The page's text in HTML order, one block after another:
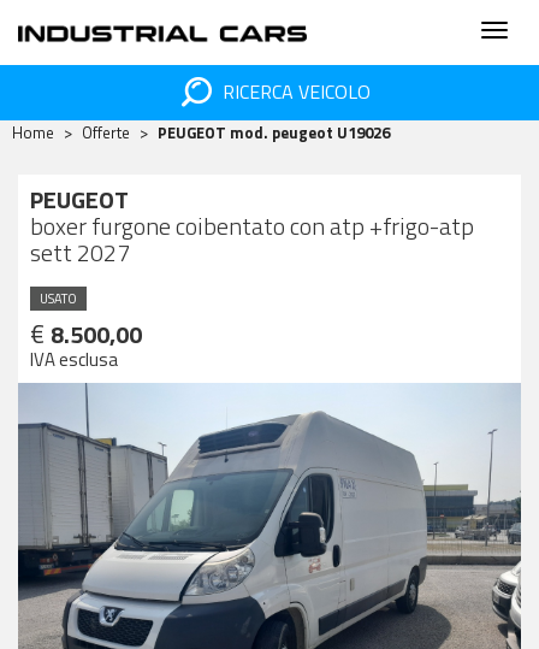
RICERCA VEICOLO
Home Offerte PEUGEOT mod. peugeot U19026
PEUGEOT
boxer furgone coibentato con atp +frigo-atp
sett 2027
USATO
€ 8.500,00
IVA esclusa